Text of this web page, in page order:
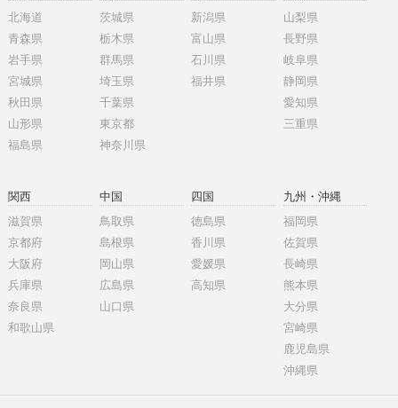
北海道
青森県
岩手県
宮城県
秋田県
山形県
福島県
茨城県
栃木県
群馬県
埼玉県
千葉県
東京都
神奈川県
新潟県
富山県
石川県
福井県
山梨県
長野県
岐阜県
静岡県
愛知県
三重県
関西
滋賀県
京都府
大阪府
兵庫県
奈良県
和歌山県
中国
鳥取県
島根県
岡山県
広島県
山口県
四国
徳島県
香川県
愛媛県
高知県
九州・沖縄
福岡県
佐賀県
長崎県
熊本県
大分県
宮崎県
鹿児島県
沖縄県